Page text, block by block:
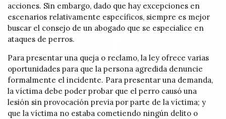
acciones. Sin embargo, dado que hay excepciones en
escenarios relativamente específicos, siempre es mejor
buscar el consejo de un abogado que se especialice en
ataques de perros.
Para presentar una queja o reclamo, la ley ofrece varias
oportunidades para que la persona agredida denuncie
formalmente el incidente. Para presentar una demanda,
la víctima debe poder probar que el perro causó una
lesión sin provocación previa por parte de la víctima; y
que la víctima no estaba cometiendo ningún delito o